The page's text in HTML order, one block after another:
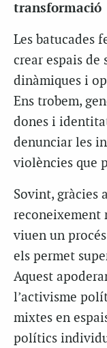
transformació
Les batucades
crear espais de
dinàmiques i
Ens trobem,
dones i
denunciar les
violències que
Sovint, gràcies
reconeixement
viuen un
els permet
Aquest
l’activisme
mixtes en
polítics